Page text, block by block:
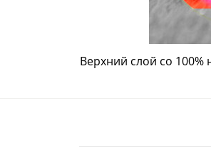
Верхний слой со